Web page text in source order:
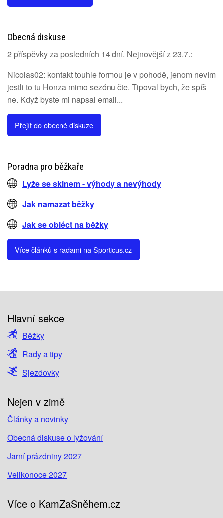
Obecná diskuse
2 příspěvky za posledních 14 dní. Nejnovější z 23.7.:
Nicolas02: kontakt touhle formou je v pohodě, jenom nevím
jestli to tu Honza mimo sezónu čte. Tipoval bych, že spíš
ne. Když byste mi napsal email...
Přejít do obecné diskuze
Poradna pro běžkaře
Lyže se skinem - výhody a nevýhody
Jak namazat běžky
Jak se obléct na běžky
Více článků s radami na Sporticus.cz
Hlavní sekce
Běžky
Rady a tipy
Sjezdovky
Nejen v zimě
Články a novinky
Obecná diskuse o lyžování
Jarní prázdniny 2027
Velikonoce 2027
Více o KamZaSněhem.cz